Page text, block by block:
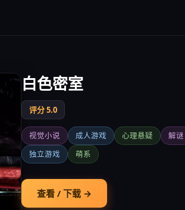
白色密室
评分 5.0
视觉小说 成人游戏 心理悬疑 解谜
独立游戏
萌系
查看 / 下载 →